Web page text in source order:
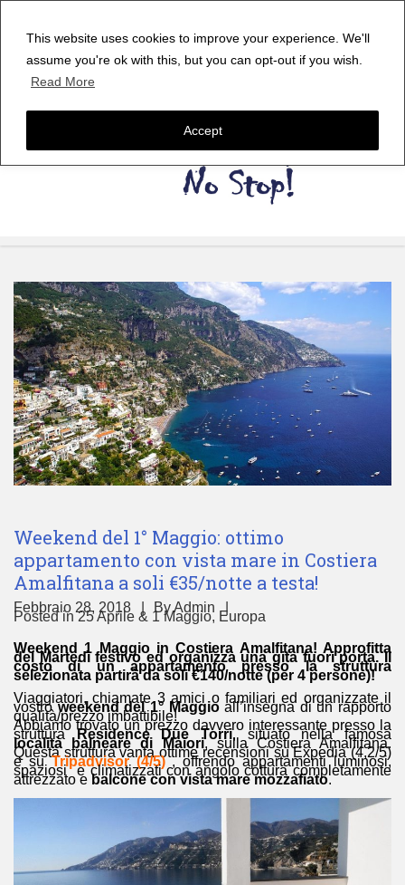
This website uses cookies to improve your experience. We'll
assume you're ok with this, but you can opt-out if you wish.
Read More
Accept
Weekend del 1° Maggio: ottimo
appartamento con vista mare in Costiera
Amalfitana a soli €35/notte a testa!
Febbraio 28, 2018 ByAdmin
Posted in25 Aprile & 1 Maggio, Europa
Weekend 1 Maggio in Costiera Amalfitana! Approfitta
del Martedì festivo ed organizza una gita fuori porta. Il
costo di un appartamento presso la struttura
selezionata partirà da soli €140/notte (per 4 persone)!
Viaggiatori, chiamate 3 amici o familiari ed organizzate il
vostroweekend del 1° Maggioall’insegna di un rapporto
qualità/prezzo imbattibile!
Abbiamo trovato un prezzo davvero interessante presso la
strutturaResidence Due Torri, situato nella famosa
località balneare di Maiori, sulla Costiera Amalfitana.
Questa struttura vanta ottime recensioni su Expedia (4,2/5)
e suTripadvisor (4/5) , offrendo appartamenti luminosi,
spaziosi e climatizzati con angolo cottura completamente
attrezzato e balcone con vista mare mozzafiato.